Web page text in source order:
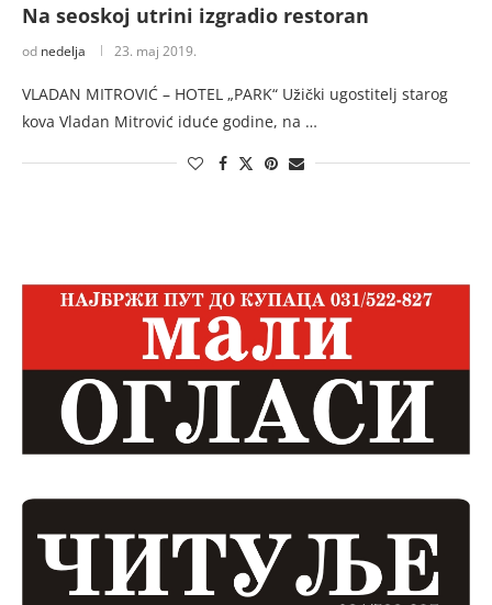
Na seoskoj utrini izgradio restoran
od nedelja 23. maj 2019.
VLADAN MITROVIĆ – HOTEL „PARK“ Užički ugostitelj starog
kova Vladan Mitrović iduće godine, na …